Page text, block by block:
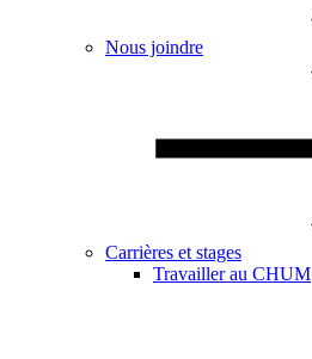
Nous joindre
Carrières et stages
Travailler au CHUM